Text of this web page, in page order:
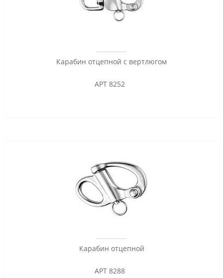
Карабин отцепной с вертлюгом
АРТ 8252
Карабин отцепной
АРТ 8288